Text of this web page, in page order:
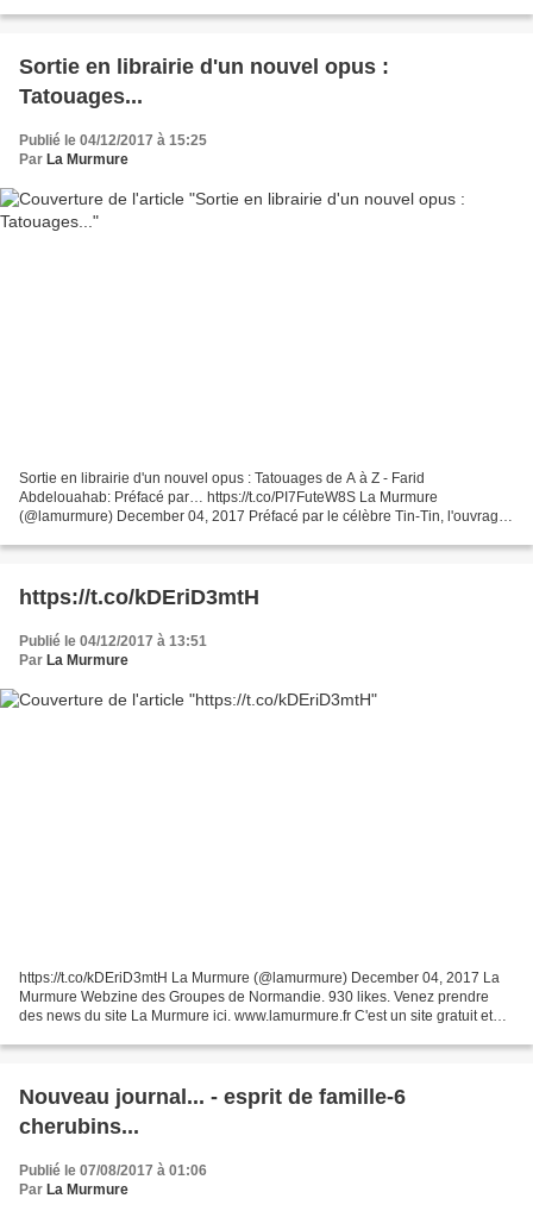
Sortie en librairie d'un nouvel opus :
Tatouages...
Publié le 04/12/2017 à 15:25
Par La Murmure
Sortie en librairie d'un nouvel opus : Tatouages de A à Z - Farid
Abdelouahab: Préfacé par… https://t.co/PI7FuteW8S La Murmure
(@lamurmure) December 04, 2017 Préfacé par le célèbre Tin-Tin, l'ouvrage
https://t.co/kDEriD3mtH
Publié le 04/12/2017 à 13:51
Par La Murmure
https://t.co/kDEriD3mtH La Murmure (@lamurmure) December 04, 2017 La
Murmure Webzine des Groupes de Normandie. 930 likes. Venez prendre
des news du site La Murmure ici. www.lamurmure.fr C'est un site gratuit et
Nouveau journal... - esprit de famille-6
cherubins...
Publié le 07/08/2017 à 01:06
Par La Murmure